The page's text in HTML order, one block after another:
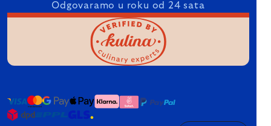
Odgovaramo u roku od 24 sata